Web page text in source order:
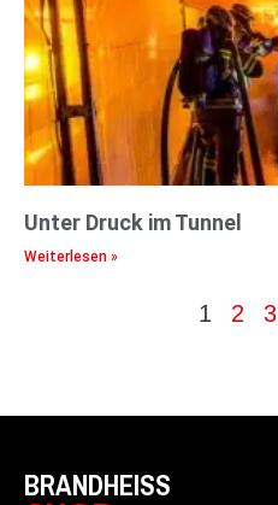
Unter Druck im Tunnel
Weiterlesen »
1 2 3
BRANDHEISS